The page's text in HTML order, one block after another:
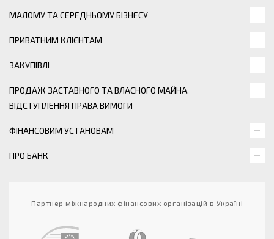
МАЛОМУ ТА СЕРЕДНЬОМУ БІЗНЕСУ
ПРИВАТНИМ КЛІЄНТАМ
ЗАКУПІВЛІ
ПРОДАЖ ЗАСТАВНОГО ТА ВЛАСНОГО МАЙНА.
ВІДСТУПЛЕННЯ ПРАВА ВИМОГИ
ФІНАНСОВИМ УСТАНОВАМ
ПРО БАНК
Партнер міжнародних фінансових організацій в Україні